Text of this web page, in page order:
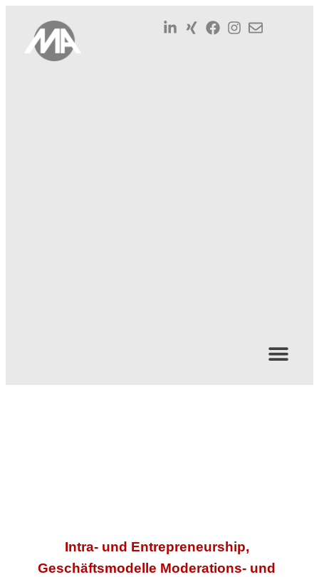
Intra- und Entrepreneurship,
Geschäftsmodelle Moderations- und